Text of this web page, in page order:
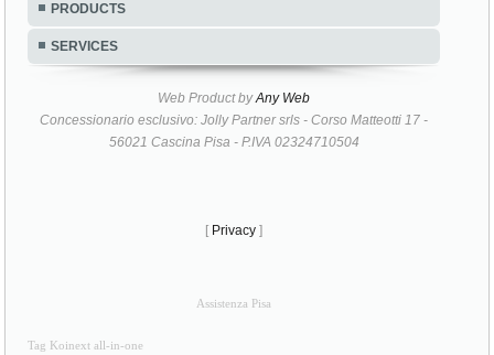
PRODUCTS
SERVICES
Web Product byAny Web
Concessionario esclusivo: Jolly Partner srls - Corso Matteotti 17 -
56021 Cascina Pisa - P.IVA 02324710504
[ Privacy ]
Assistenza Pisa
Tag Koinext all-in-one